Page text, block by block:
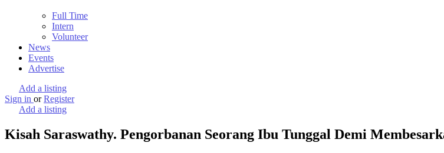
Full Time
Intern
Volunteer
News
Events
Advertise
Add a listing
Sign in or Register
Add a listing
Kisah Saraswathy. Pengorbanan Seorang Ibu Tunggal Demi